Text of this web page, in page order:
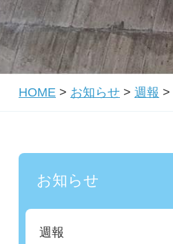
HOME > お知らせ > 週報 >
お知らせ
週報